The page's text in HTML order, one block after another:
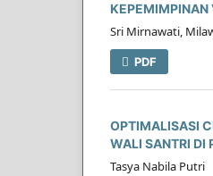
KEPEMIMPINAN
Sri Mirnawati,
PDF
OPTIMALISASI
WALI SANTRI DI
Tasya Nabila Putri